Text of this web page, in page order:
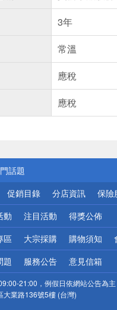
3年
常溫
應稅
應稅
公告
話題
優惠
地區配送
網頁！請小心！
促銷目錄 分店資訊 保險
動 注目活動 得獎公佈
區 大宗採購 購物須知
題 服務公告 意見信箱
21:00，例假日依網站公告為主
大業路136號5樓 (台灣)